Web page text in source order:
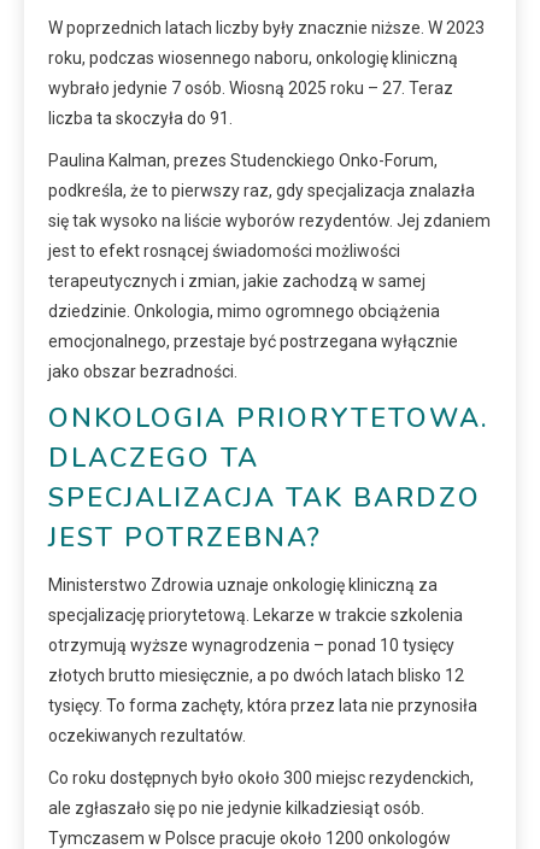
W poprzednich latach liczby były znacznie niższe. W 2023
roku, podczas wiosennego naboru, onkologię kliniczną
wybrało jedynie 7 osób. Wiosną 2025 roku – 27. Teraz
liczba ta skoczyła do 91.
Paulina Kalman, prezes Studenckiego Onko-Forum,
podkreśla, że to pierwszy raz, gdy specjalizacja znalazła
się tak wysoko na liście wyborów rezydentów. Jej zdaniem
jest to efekt rosnącej świadomości możliwości
terapeutycznych i zmian, jakie zachodzą w samej
dziedzinie. Onkologia, mimo ogromnego obciążenia
emocjonalnego, przestaje być postrzegana wyłącznie
jako obszar bezradności.
ONKOLOGIA PRIORYTETOWA.
DLACZEGO TA
SPECJALIZACJA TAK BARDZO
JEST POTRZEBNA?
Ministerstwo Zdrowia uznaje onkologię kliniczną za
specjalizację priorytetową. Lekarze w trakcie szkolenia
otrzymują wyższe wynagrodzenia – ponad 10 tysięcy
złotych brutto miesięcznie, a po dwóch latach blisko 12
tysięcy. To forma zachęty, która przez lata nie przynosiła
oczekiwanych rezultatów.
Co roku dostępnych było około 300 miejsc rezydenckich,
ale zgłaszało się po nie jedynie kilkadziesiąt osób.
Tymczasem w Polsce pracuje około 1200 onkologów